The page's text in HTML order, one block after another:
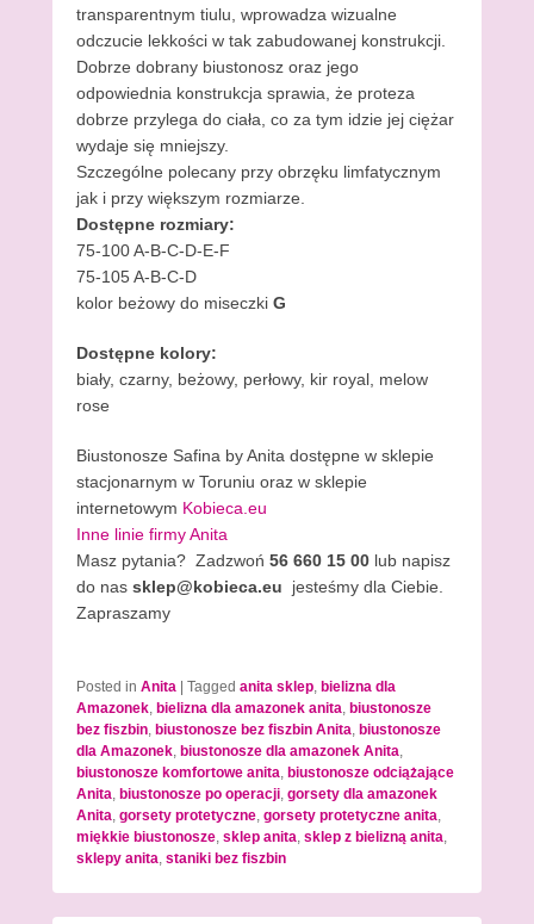
transparentnym tiulu, wprowadza wizualne
odczucie lekkości w tak zabudowanej konstrukcji.
Dobrze dobrany biustonosz oraz jego
odpowiednia konstrukcja sprawia, że proteza
dobrze przylega do ciała, co za tym idzie jej ciężar
wydaje się mniejszy.
Szczególne polecany przy obrzęku limfatycznym
jak i przy większym rozmiarze.
Dostępne rozmiary:
75-100 A-B-C-D-E-F
75-105 A-B-C-D
kolor beżowy do miseczki G
Dostępne kolory:
biały, czarny, beżowy, perłowy, kir royal, melow
rose
Biustonosze Safina by Anita dostępne w sklepie
stacjonarnym w Toruniu oraz w sklepie
internetowym Kobieca.eu
Inne linie firmy Anita
Masz pytania? Zadzwoń 56 660 15 00 lub napisz
do nas sklep@kobieca.eu
jesteśmy dla Ciebie.
Zapraszamy
Posted in Anita Tagged anita sklep, bielizna dla
Amazonek, bielizna dla amazonek anita, biustonosze
bez fiszbin, biustonosze bez fiszbin Anita, biustonosze
dla Amazonek, biustonosze dla amazonek Anita,
biustonosze komfortowe anita, biustonosze odciążające
Anita, biustonosze po operacji, gorsety dla amazonek
Anita, gorsety protetyczne, gorsety protetyczne anita,
miękkie biustonosze, sklep anita, sklep z bielizną anita,
sklepy anita, staniki bez fiszbin